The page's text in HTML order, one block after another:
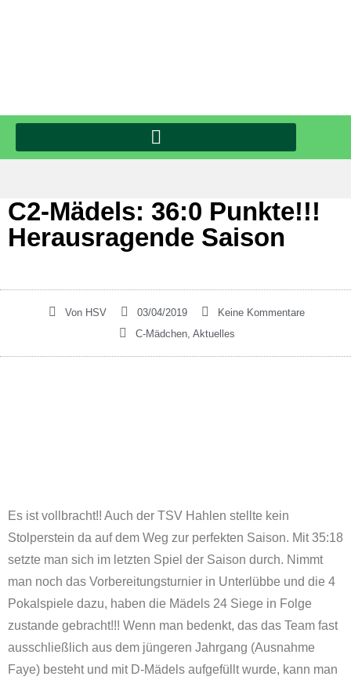
C2-Mädels: 36:0 Punkte!!!
Herausragende Saison
Von HSV 03/04/2019
Keine Kommentare
C-Mädchen, Aktuelles
Es ist vollbracht!! Auch der TSV Hahlen stellte kein
Stolperstein da auf dem Weg zur perfekten Saison. Mit 35:18
setzte man sich im letzten Spiel der Saison durch. Nimmt
man noch das Vorbereitungsturnier in Unterlübbe und die 4
Pokalspiele dazu, haben die Mädels 24 Siege in Folge
zustande gebracht!!! Wenn man bedenkt, das das Team fast
ausschließlich aus dem jüngeren Jahrgang (Ausnahme
Faye) besteht und mit D-Mädels aufgefüllt wurde, kann man